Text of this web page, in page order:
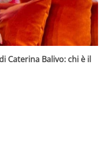
Caterina Balivo: chi è il